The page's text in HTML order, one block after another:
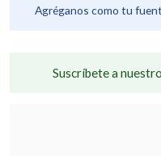
Agréganos como tu
Suscríbete a